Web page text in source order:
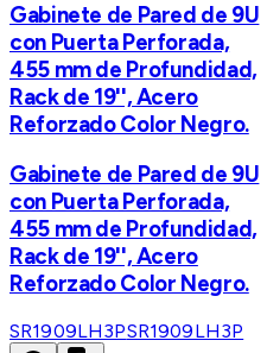
Gabinete de Pared de 9U
con Puerta Perforada,
455 mm de Profundidad,
Rack de 19'', Acero
Reforzado Color Negro.
Gabinete de Pared de 9U
con Puerta Perforada,
455 mm de Profundidad,
Rack de 19'', Acero
Reforzado Color Negro.
SR1909LH3PSR1909LH3P